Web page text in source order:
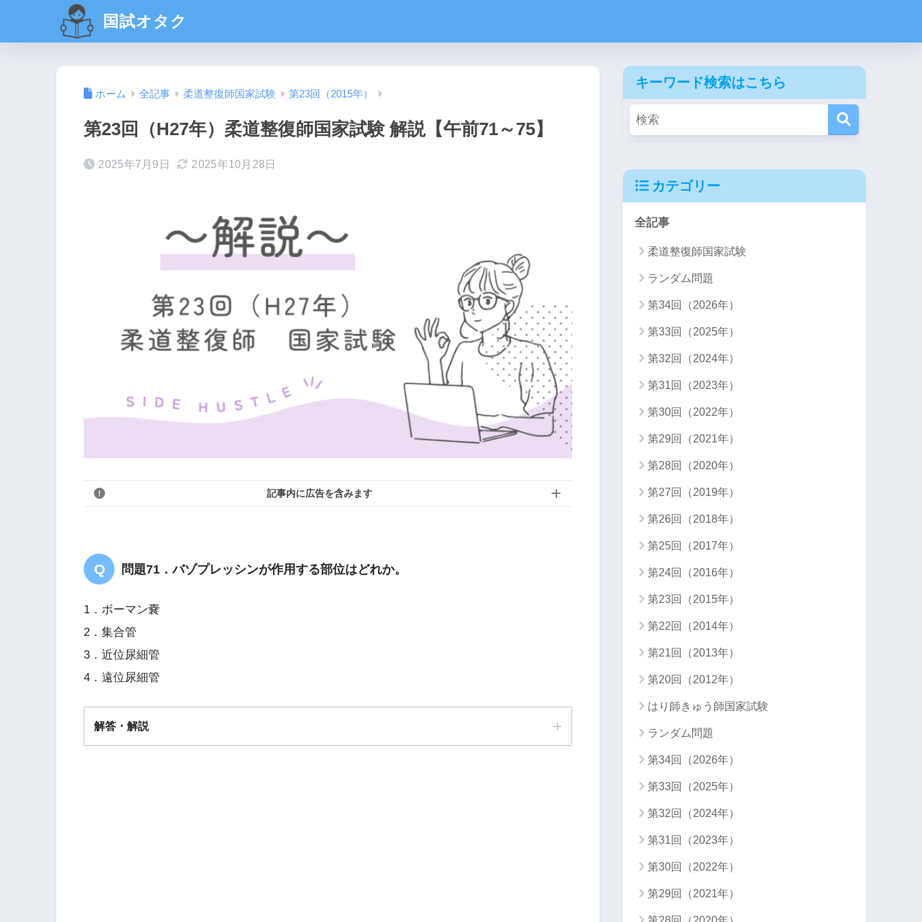
国試オタク
ホーム 全記事 柔道整復師国家試験 第23回（2015年）
第23回（H27年）柔道整復師国家試験 解説【午前71～75】
2025年7月9日 2025年10月28日
記事内に広告を含みます
問題71．バゾプレッシンが作用する部位はどれか。
1．ボーマン嚢
2．集合管
3．近位尿細管
4．遠位尿細管
解答・解説
キーワード検索はこちら
カテゴリー
全記事
柔道整復師国家試験
ランダム問題
第34回（2026年）
第33回（2025年）
第32回（2024年）
第31回（2023年）
第30回（2022年）
第29回（2021年）
第28回（2020年）
第27回（2019年）
第26回（2018年）
第25回（2017年）
第24回（2016年）
第23回（2015年）
第22回（2014年）
第21回（2013年）
第20回（2012年）
はり師きゅう師国家試験
ランダム問題
第34回（2026年）
第33回（2025年）
第32回（2024年）
第31回（2023年）
第30回（2022年）
第29回（2021年）